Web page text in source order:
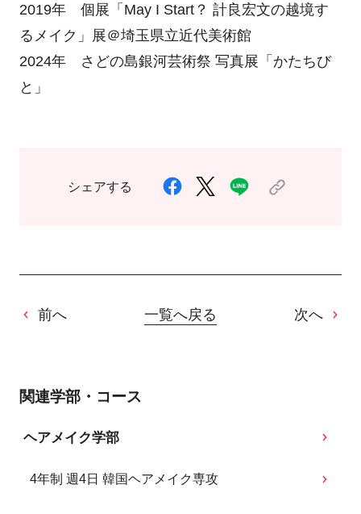
2019年 個展「May I Start？ 計良宏文の越境す
るメイク」展＠埼玉県立近代美術館
2024年 さどの島銀河芸術祭 写真展「かたちび
と」
シェアする
前へ 一覧へ戻る 次へ
関連学部・コース
ヘアメイク学部
4年制 週4日 韓国ヘアメイク専攻